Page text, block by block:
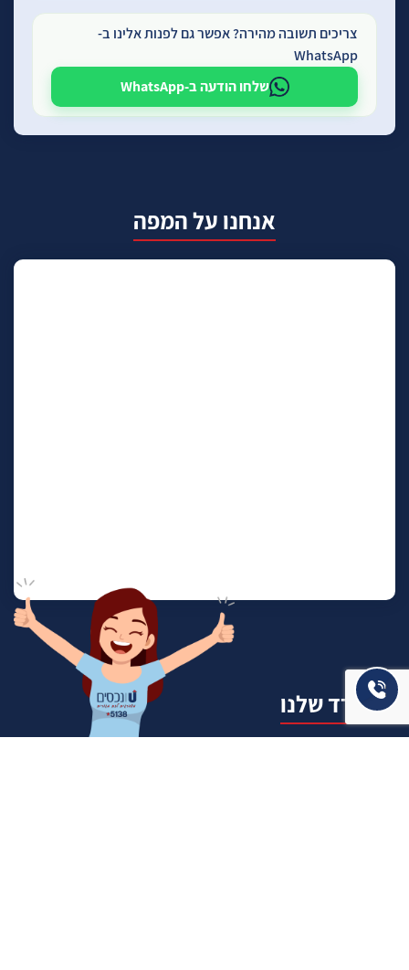
צריכים תשובה מהירה? אפשר גם לפנות אלינו ב-
WhatsApp
שלחו הודעה ב-WhatsApp
אנחנו על המפה
המשרד שלנו